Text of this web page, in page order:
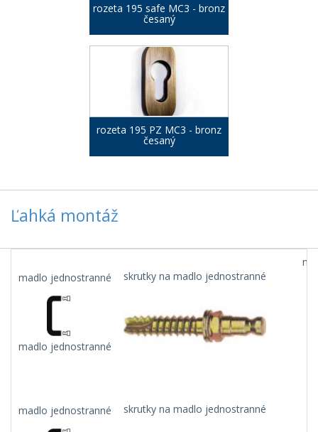
rozeta 195 safe MC3 - bronz
česaný
rozeta 195 PZ MC3 - bronz
česaný
Ľahká montáž
madlo jednostranné
madlo jednostranné
skrutky na madlo jednostranné
madlo jednostranné skrutky na madlo jednostranné